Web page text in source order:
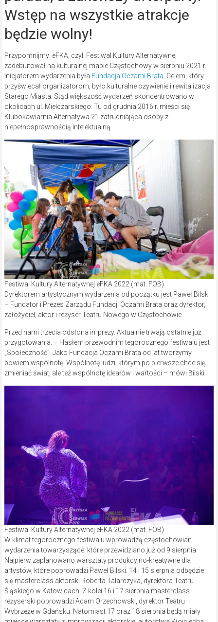
Wstęp na wszystkie atrakcje
będzie wolny!
Przypomnijmy: eFKA, czyli Festiwal Kultury Alternatywnej
zadebiutował na kulturalnej mapie Częstochowy w sierpniu 2021 r.
Inicjatorem wydarzenia była Fundacja Oczami Brata . Celem, który
przyświecał organizatorom, było kulturalne ożywienie i rewitalizacja
Starego Miasta. Stąd większość wydarzeń skoncentrowano w
okolicach ul. Mielczarskiego. Tu od grudnia 2016 r. mieści się
Klubokawiarnia Alternatywa 21 zatrudniająca osoby z
niepełnosprawnością intelektualną.
Festiwal Kultury Alternatywnej eFKA 2022 (mat. FOB)
Dyrektorem artystycznym wydarzenia od początku jest Paweł Bilski
– Fundator i Prezes Zarządu Fundacji Oczami Brata oraz dyrektor,
założyciel, aktor i reżyser Teatru Nowego w Częstochowie.
Przed nami trzecia odsłona imprezy. Aktualnie trwają ostatnie już
przygotowania. – Hasłem przewodnim tegorocznego festiwalu jest
„Społeczność”. Jako Fundacja Oczami Brata od lat tworzymy
bowiem wspólnotę. Wspólnotę ludzi, którym po pierwsze chce się
zmieniać świat, ale też wspólnotę ideałów i wartości – mówi Bilski.
Festiwal Kultury Alternatywnej eFKA 2022 (mat. FOB)
W klimat tegorocznego festiwalu wprowadzą częstochowian
wydarzenia towarzyszące. które przewidziano już od 9 sierpnia.
Najpierw zaplanowano warsztaty produkcyjno-kreatywne dla
artystów, które poprowadzi Paweł Bilski. 14 i 15 sierpnia odbędzie
się masterclass aktorski Roberta Talarczyka, dyrektora Teatru
Śląskiego w Katowicach. Z kolei 16 i 17 sierpnia masterclass
reżyserski poprowadzi Adam Orzechowski, dyrektor Teatru
Wybrzeże w Gdańsku. Natomiast 17 oraz 18 sierpnia będą miały